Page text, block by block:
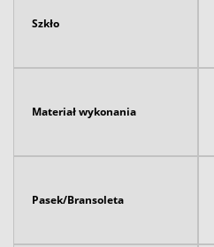
Szkło
Materiał wykonania
Pasek/Bransoleta